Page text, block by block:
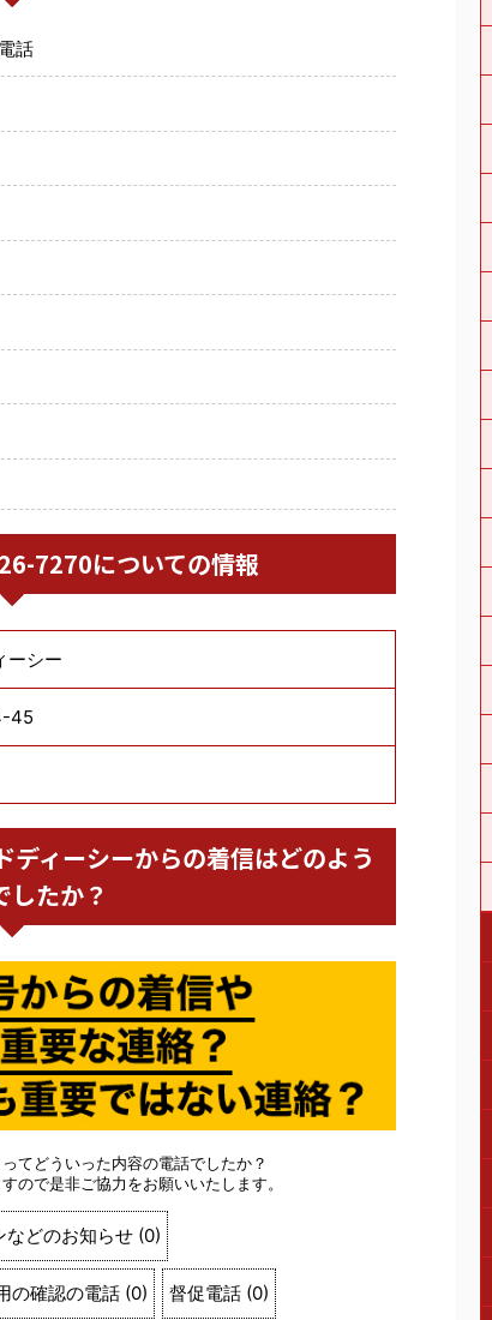
話
7270についての情報
ーシー
45
ィーシーからの着信はどのよう
したか？
てどういった内容の電話でしたか？
ので是非ご協力をお願いいたします。
などのお知らせ (0)
の確認の電話 (0) 督促電話 (0)